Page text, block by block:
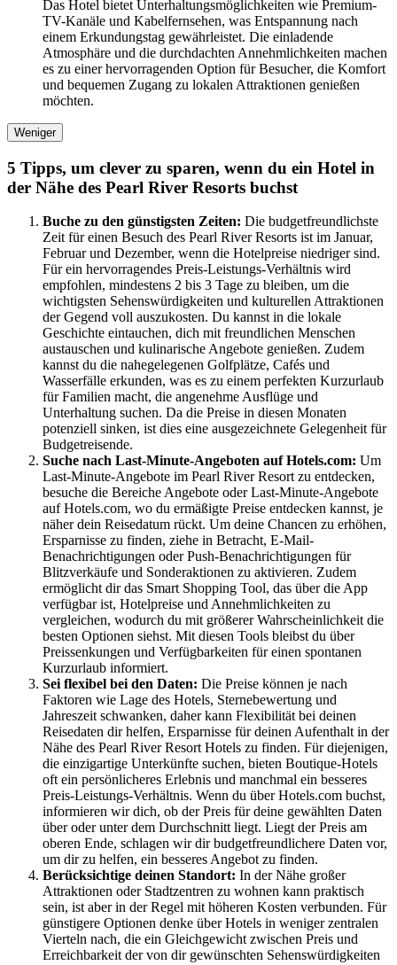
Das Hotel bietet Unterhaltungsmöglichkeiten wie Premium-
TV-Kanäle und Kabelfernsehen, was Entspannung nach
einem Erkundungstag gewährleistet. Die einladende
Atmosphäre und die durchdachten Annehmlichkeiten machen
es zu einer hervorragenden Option für Besucher, die Komfort
und bequemen Zugang zu lokalen Attraktionen genießen
möchten.
Weniger
5 Tipps, um clever zu sparen, wenn du ein Hotel in
der Nähe des Pearl River Resorts buchst
Buche zu den günstigsten Zeiten: Die budgetfreundlichste
Zeit für einen Besuch des Pearl River Resorts ist im Januar,
Februar und Dezember, wenn die Hotelpreise niedriger sind.
Für ein hervorragendes Preis-Leistungs-Verhältnis wird
empfohlen, mindestens 2 bis 3 Tage zu bleiben, um die
wichtigsten Sehenswürdigkeiten und kulturellen Attraktionen
der Gegend voll auszukosten. Du kannst in die lokale
Geschichte eintauchen, dich mit freundlichen Menschen
austauschen und kulinarische Angebote genießen. Zudem
kannst du die nahegelegenen Golfplätze, Cafés und
Wasserfälle erkunden, was es zu einem perfekten Kurzurlaub
für Familien macht, die angenehme Ausflüge und
Unterhaltung suchen. Da die Preise in diesen Monaten
potenziell sinken, ist dies eine ausgezeichnete Gelegenheit für
Budgetreisende.
Suche nach Last-Minute-Angeboten auf Hotels.com: Um
Last-Minute-Angebote im Pearl River Resort zu entdecken,
besuche die Bereiche Angebote oder Last-Minute-Angebote
auf Hotels.com, wo du ermäßigte Preise entdecken kannst, je
näher dein Reisedatum rückt. Um deine Chancen zu erhöhen,
Ersparnisse zu finden, ziehe in Betracht, E-Mail-
Benachrichtigungen oder Push-Benachrichtigungen für
Blitzverkäufe und Sonderaktionen zu aktivieren. Zudem
ermöglicht dir das Smart Shopping Tool, das über die App
verfügbar ist, Hotelpreise und Annehmlichkeiten zu
vergleichen, wodurch du mit größerer Wahrscheinlichkeit die
besten Optionen siehst. Mit diesen Tools bleibst du über
Preissenkungen und Verfügbarkeiten für einen spontanen
Kurzurlaub informiert.
Sei flexibel bei den Daten: Die Preise können je nach
Faktoren wie Lage des Hotels, Sternebewertung und
Jahreszeit schwanken, daher kann Flexibilität bei deinen
Reisedaten dir helfen, Ersparnisse für deinen Aufenthalt in der
Nähe des Pearl River Resort Hotels zu finden. Für diejenigen,
die einzigartige Unterkünfte suchen, bieten Boutique-Hotels
oft ein persönlicheres Erlebnis und manchmal ein besseres
Preis-Leistungs-Verhältnis. Wenn du über Hotels.com buchst,
informieren wir dich, ob der Preis für deine gewählten Daten
über oder unter dem Durchschnitt liegt. Liegt der Preis am
oberen Ende, schlagen wir dir budgetfreundlichere Daten vor,
um dir zu helfen, ein besseres Angebot zu finden.
Berücksichtige deinen Standort: In der Nähe großer
Attraktionen oder Stadtzentren zu wohnen kann praktisch
sein, ist aber in der Regel mit höheren Kosten verbunden. Für
günstigere Optionen denke über Hotels in weniger zentralen
Vierteln nach, die ein Gleichgewicht zwischen Preis und
Erreichbarkeit der von dir gewünschten Sehenswürdigkeiten